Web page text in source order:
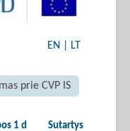
EN LT
prie CVP IS
1 d Sutartys